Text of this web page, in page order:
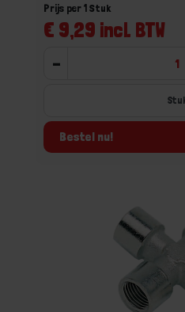
€ 9,29 incl. BTW
Prijs per 1 Stuk
-
Bestel nu!